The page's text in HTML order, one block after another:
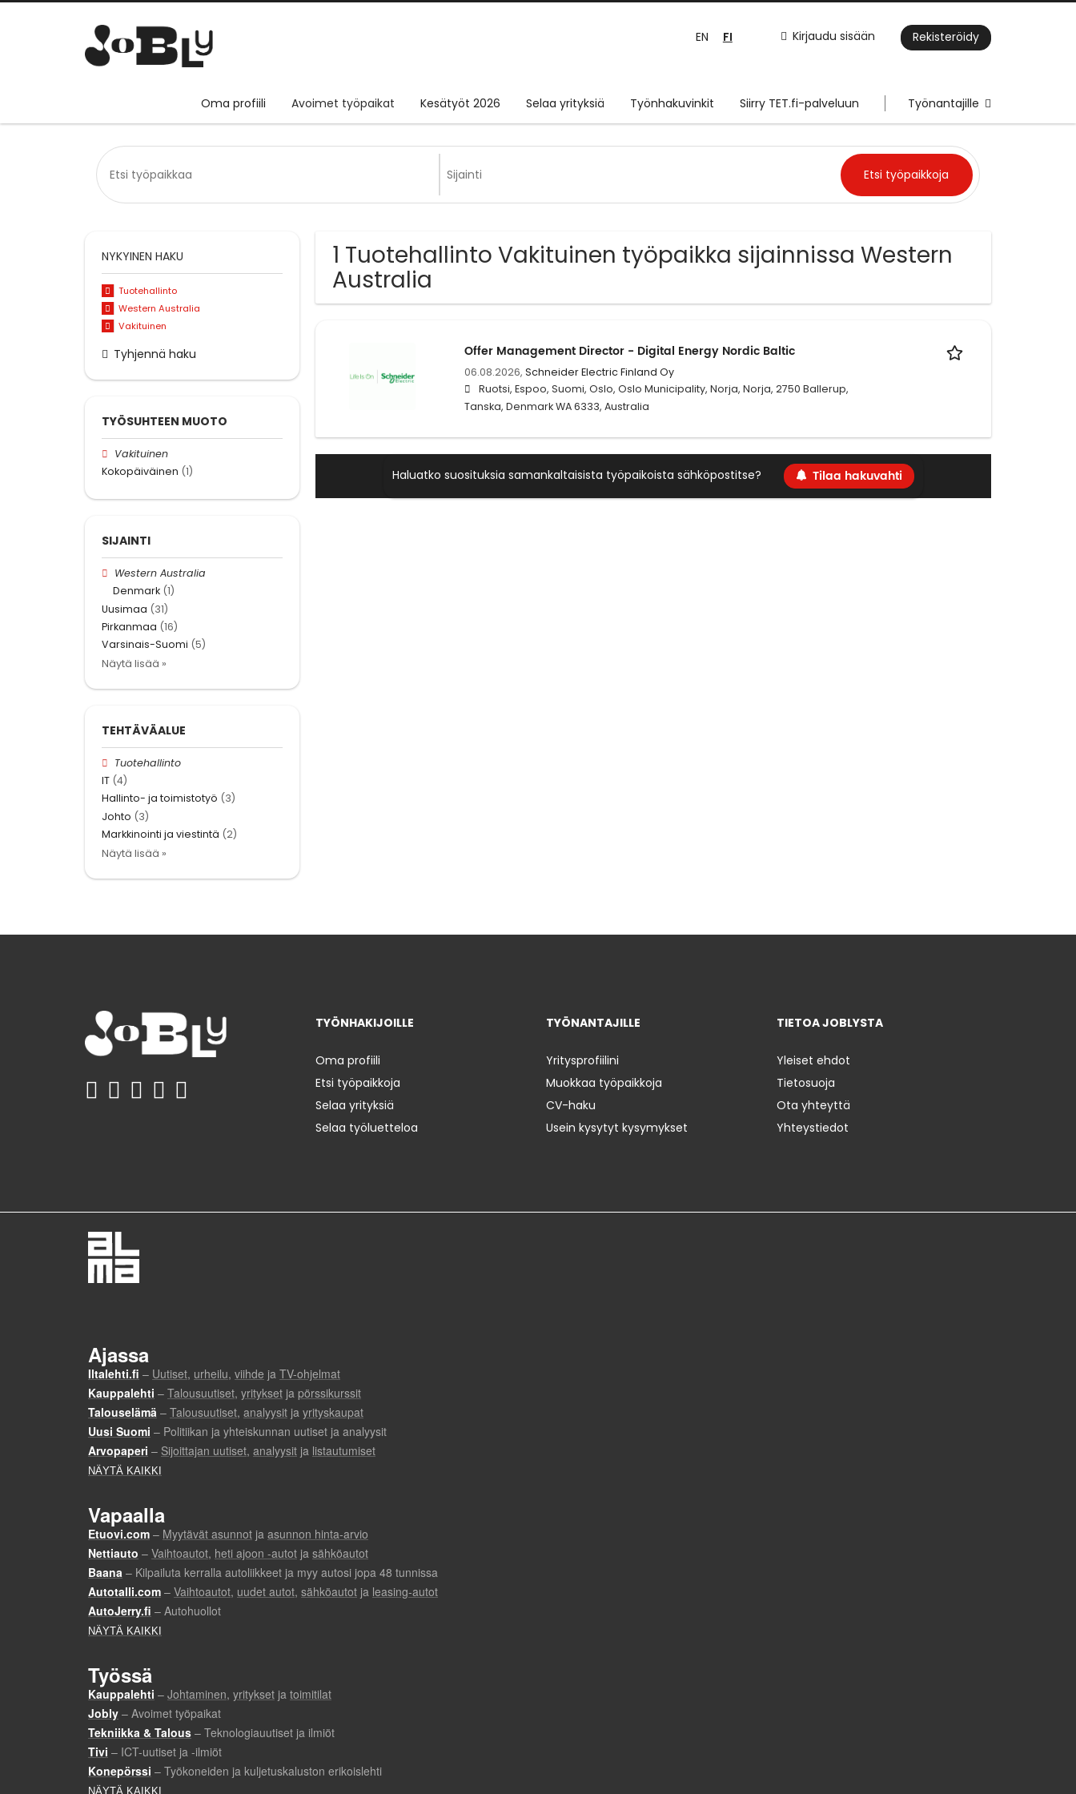
Kirjaudu sisään Rekisteröidy
EN FI
Oma profiili Avoimet työpaikat Kesätyöt 2026 Selaa yrityksiä Työnhakuvinkit Siirry TET.fi-palveluun Työnantajille
1 Tuotehallinto Vakituinen työpaikka sijainnissa Western
Australia
Offer Management Director - Digital Energy Nordic Baltic
06.08.2026, Schneider Electric Finland Oy
Ruotsi, Espoo, Suomi, Oslo, Oslo Municipality, Norja, Norja, 2750 Ballerup,
Tanska, Denmark WA 6333, Australia
Haluatko suosituksia samankaltaisista työpaikoista sähköpostitse? Tilaa hakuvahti
NYKYINEN HAKU
Tuotehallinto
Western Australia
Vakituinen
Tyhjennä haku
TYÖSUHTEEN MUOTO
Vakituinen
Kokopäiväinen (1)
SIJAINTI
Western Australia
Denmark (1)
Uusimaa (31)
Pirkanmaa (16)
Varsinais-Suomi (5)
Näytä lisää »
TEHTÄVÄALUE
Tuotehallinto
IT (4)
Hallinto- ja toimistotyö (3)
Johto (3)
Markkinointi ja viestintä (2)
Näytä lisää »
TYÖNHAKIJOILLE
Oma profiili
Etsi työpaikkoja
Selaa yrityksiä
Selaa työluetteloa
TYÖNANTAJILLE
Yritysprofiilini
Muokkaa työpaikkoja
CV-haku
Usein kysytyt kysymykset
TIETOA JOBLYSTA
Yleiset ehdot
Tietosuoja
Ota yhteyttä
Yhteystiedot